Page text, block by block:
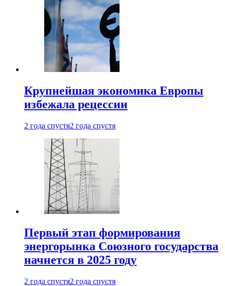
Крупнейшая экономика Европы
избежала рецессии
2 года спустя2 года спустя
Первый этап формирования
энергорынка Союзного государства
начнется в 2025 году
2 года спустя2 года спустя